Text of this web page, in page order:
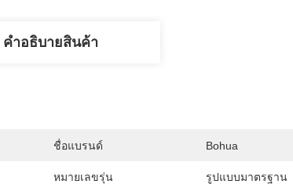
คําอธิบายสินค้า
ชื่อแบรนด์ Bohua
หมายเลขรุ่น รูปแบบมาตรฐาน